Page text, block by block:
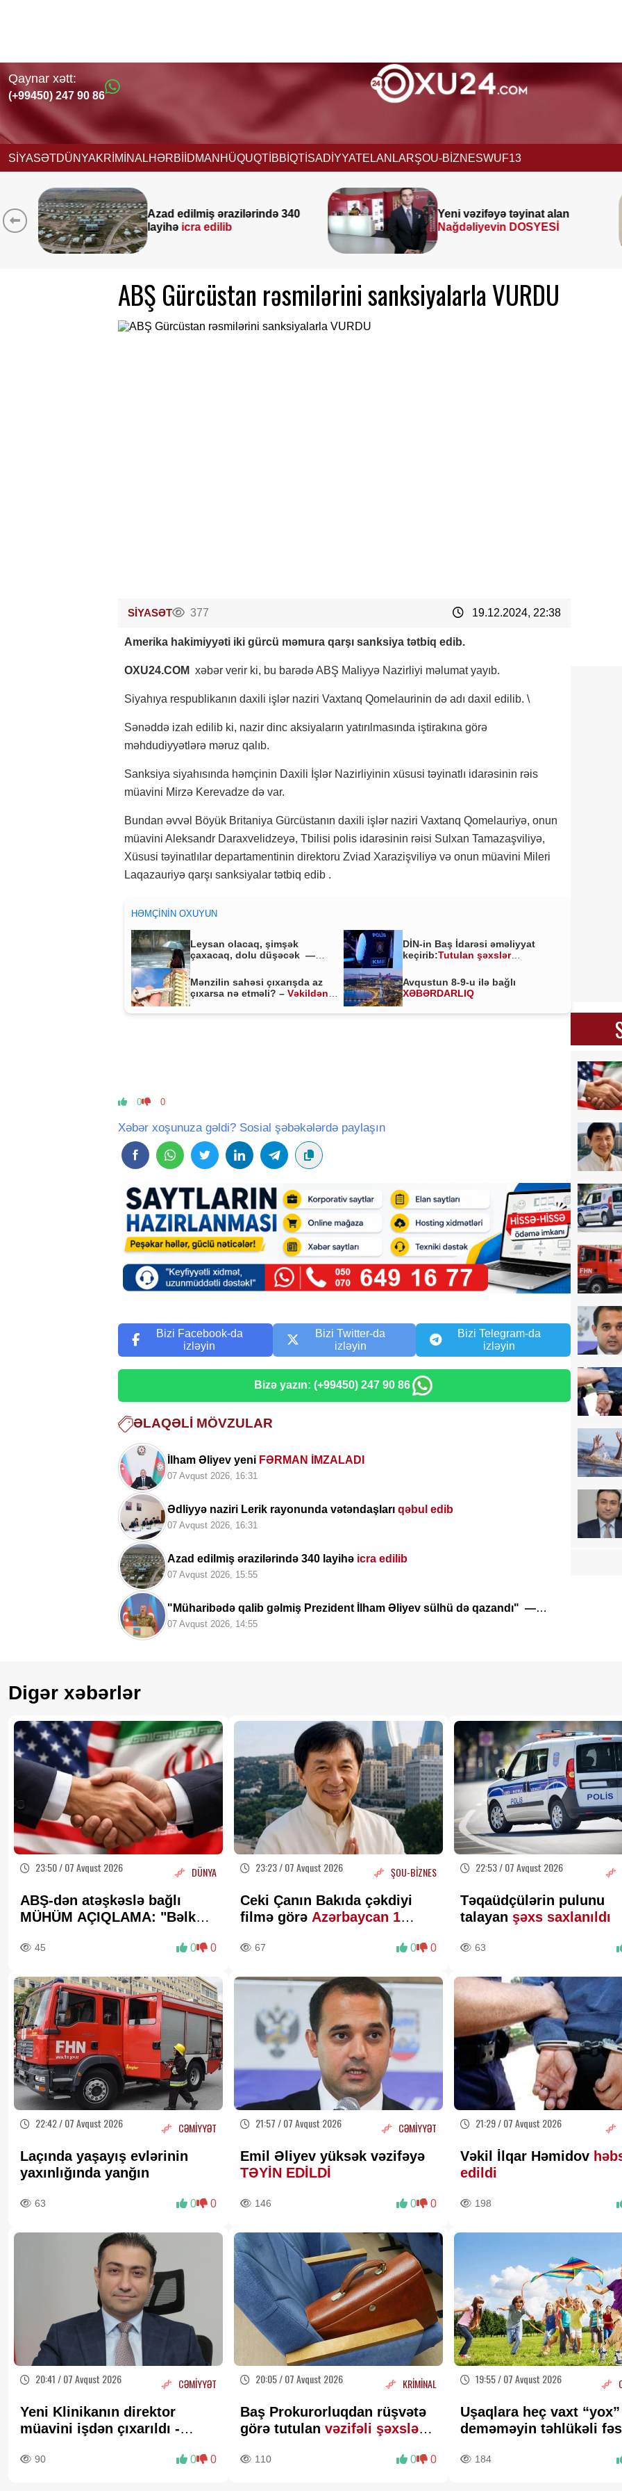
Qaynar xətt:
(+99450) 247 90 86
SİYASƏTDÜNYAKRİMİNAL HƏRBİİDMANHÜQUQTİBBİQTİSADİYYATELANLARŞOU-BİZNESWUF13
340
Yeni vəzifəyə təyinat alan
Nağdəliyevin DOSYESİ
PrezidentSƏRƏNCAM
İMZALADI
ABŞ Gürcüstan rəsmilərini sanksiyalarla VURDU
SİYASƏT 377 19.12.2024, 22:38
Amerika hakimiyyəti iki gürcü məmura qarşı sanksiya tətbiq edib.
OXU24.COM xəbər verir ki, bu barədə ABŞ Maliyyə Nazirliyi məlumat yayıb.
Siyahıya respublikanın daxili işlər naziri Vaxtanq Qomelaurinin də adı daxil edilib. \
Sənəddə izah edilib ki, nazir dinc aksiyaların yatırılmasında iştirakına görə
məhdudiyyətlərə məruz qalıb.
Sanksiya siyahısında həmçinin Daxili İşlər Nazirliyinin xüsusi təyinatlı idarəsinin rəis
müavini Mirzə Kerevadze də var.
Bundan əvvəl Böyük Britaniya Gürcüstanın daxili işlər naziri Vaxtanq Qomelauriyə, onun
müavini Aleksandr Daraxvelidzeyə, Tbilisi polis idarəsinin rəisi Sulxan Tamazaşviliyə,
Xüsusi təyinatlılar departamentinin direktoru Zviad Xarazişviliyə və onun müavini Mileri
Laqazauriyə qarşı sanksiyalar tətbiq edib .
HƏMÇININ OXUYUN
Leysan olacaq, şimşək
çaxacaq, dolu düşəcək —
DİN-in Baş İdarəsi əməliyyat
keçirib:Tutulan şəxslər
Mənzilin sahəsi çıxarışda az
çıxarsa nə etməli? –Vəkildən
Avqustun 8-9-u ilə bağlı
XƏBƏRDARLIQ
0 0
Xəbər xoşunuza gəldi? Sosial şəbəkələrdə paylaşın
Bizi Facebook-da
izləyin
Bizi Twitter-da
izləyin
Bizi Telegram-da
izləyin
Bizə yazın: (+99450) 247 90 86
ƏLAQƏLI MÖVZULAR
İlham Əliyev yeni FƏRMAN İMZALADI
07 Avqust 2026, 16:31
Ədliyyə naziri Lerik rayonunda vətəndaşları qəbul edib
07 Avqust 2026, 16:31
Azad edilmiş ərazilərində 340 layihə icra edilib
07 Avqust 2026, 15:55
"Müharibədə qalib gəlmiş Prezident İlham Əliyev sülhü də qazandı" —
Deputat Zaur Şükürov
07 Avqust 2026, 14:55
Digər xəbərlər
23:50 / 07 Avqust 2026 DÜNYA
ABŞ-dən atəşkəslə bağlı
MÜHÜM AÇIQLAMA: "Bəlkə
45 0 0
23:23 / 07 Avqust 2026 ŞOU-BİZNES
Ceki Çanın Bakıda çəkdiyi
filmə görə Azərbaycan 1
67 0 0
22:53 / 07 Avqust 2026
Təqaüdçülərin pulunu
talayan şəxs saxlanıldı
63
22:42 / 07 Avqust 2026 CƏMİYYƏT
Laçında yaşayış evlərinin
yaxınlığında yanğın
63 0 0
21:57 / 07 Avqust 2026 CƏMİYYƏT
Emil Əliyev yüksək vəzifəyə
TƏYİN EDİLDİ
146 0 0
21:29 / 07 Avqust 2026
Vəkil İlqar Həmidov
edildi
198
20:41 / 07 Avqust 2026 CƏMİYYƏT
Yeni Klinikanın direktor
müavini işdən çıxarıldı -
90 0 0
20:05 / 07 Avqust 2026 KRİMİNAL
Baş Prokurorluqdan rüşvətə
görə tutulan vəzifəli şəxslərlə
110 0 0
19:55 / 07 Avqust 2026
Uşaqlara heç vaxt “yox”
deməməyin təhlükəli
XƏBƏRDARLIQ
184